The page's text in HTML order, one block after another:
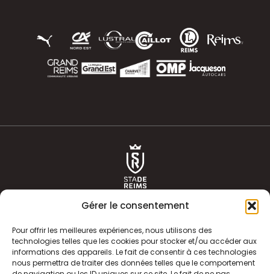
Gérer le consentement
Pour offrir les meilleures expériences, nous utilisons des
technologies telles que les cookies pour stocker et/ou accéder aux
informations des appareils. Le fait de consentir à ces technologies
nous permettra de traiter des données telles que le comportement
ACTUALITÉS HISTOIRE